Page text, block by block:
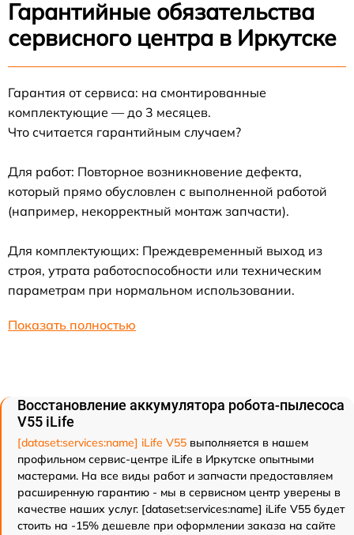
Гарантийные обязательства
сервисного центра в Иркутске
Гарантия от сервиса: на смонтированные
комплектующие — до 3 месяцев.
Что считается гарантийным случаем?
Для работ: Повторное возникновение дефекта,
который прямо обусловлен с выполненной работой
(например, некорректный монтаж запчасти).
Для комплектующих: Преждевременный выход из
строя, утрата работоспособности или техническим
параметрам при нормальном использовании.
Показать полностью
Восстановление аккумулятора робота-пылесоса
V55 iLife
[dataset:services:name] iLife V55 выполняется в нашем
профильном сервис-центре iLife в Иркутске опытными
мастерами. На все виды работ и запчасти предоставляем
расширенную гарантию - мы в сервисном центр уверены в
качестве наших услуг. [dataset:services:name] iLife V55 будет
стоить на -15% дешевле при оформлении заказа на сайте